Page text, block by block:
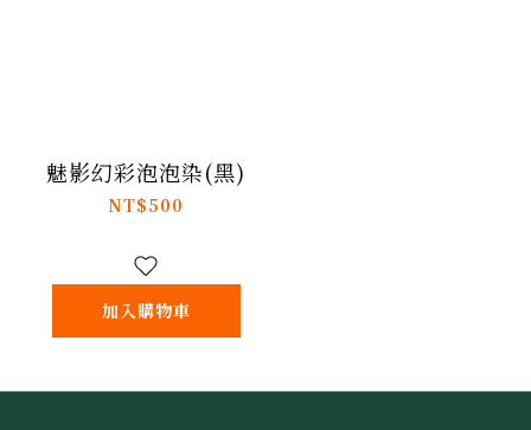
魅影幻彩泡泡染(黑)
NT$500
加入購物車